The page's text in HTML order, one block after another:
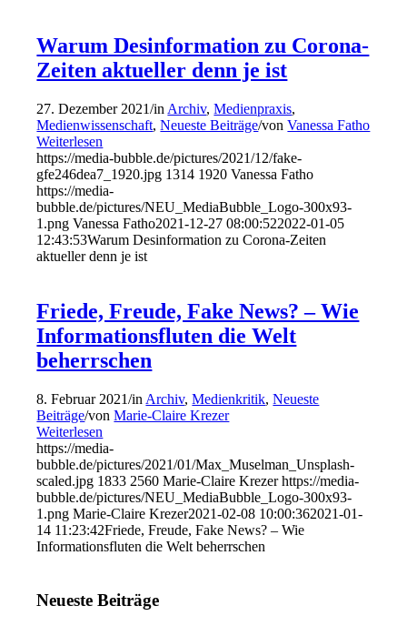
Warum Desinformation zu Corona-
Zeiten aktueller denn je ist
27. Dezember 2021/in Archiv,Medienpraxis,
Medienwissenschaft,Neueste Beiträge/vonVanessa Fatho
Weiterlesen
https://media-bubble.de/pictures/2021/12/fake-
gfe246dea7_1920.jpg 1314 1920 Vanessa Fatho
https://media-
bubble.de/pictures/NEU_MediaBubble_Logo-300x93-
1.png Vanessa Fatho2021-12-27 08:00:522022-01-05
12:43:53Warum Desinformation zu Corona-Zeiten
aktueller denn je ist
Friede, Freude, Fake News? – Wie
Informationsfluten die Welt
beherrschen
8. Februar 2021/in Archiv,Medienkritik,Neueste
Beiträge/vonMarie-Claire Krezer
Weiterlesen
https://media-
bubble.de/pictures/2021/01/Max_Muselman_Unsplash-
scaled.jpg 1833 2560 Marie-Claire Krezer https://media-
bubble.de/pictures/NEU_MediaBubble_Logo-300x93-
1.png Marie-Claire Krezer2021-02-08 10:00:362021-01-
14 11:23:42Friede, Freude, Fake News? – Wie
Informationsfluten die Welt beherrschen
Neueste Beiträge